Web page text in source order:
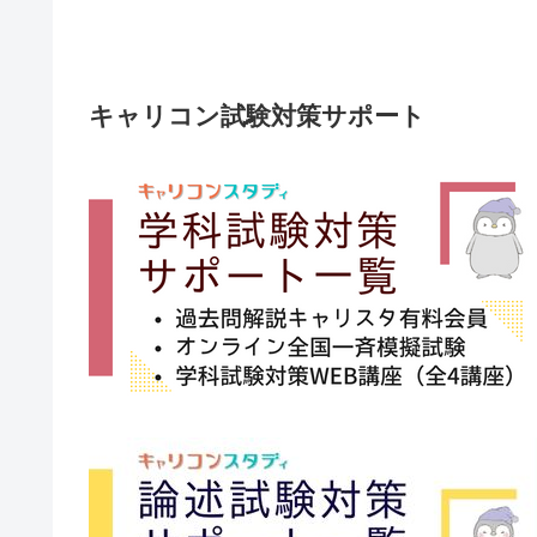
キャリコン試験対策サポート